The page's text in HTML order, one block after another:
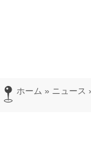
ホーム » ニュース